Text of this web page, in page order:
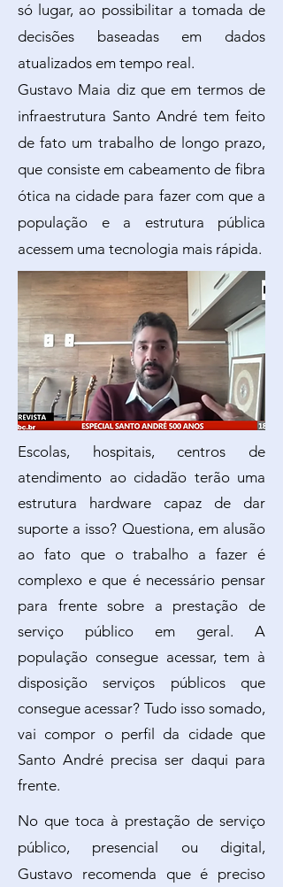
só lugar, ao possibilitar a tomada de
decisões baseadas em dados
atualizados em tempo real.
Gustavo Maia diz que em termos de
infraestrutura Santo André tem feito
de fato um trabalho de longo prazo,
que consiste em cabeamento de fibra
ótica na cidade para fazer com que a
população e a estrutura pública
acessem uma tecnologia mais rápida.
Escolas, hospitais, centros de
atendimento ao cidadão terão uma
estrutura hardware capaz de dar
suporte a isso? Questiona, em alusão
ao fato que o trabalho a fazer é
complexo e que é necessário pensar
para frente sobre a prestação de
serviço público em geral. A
população consegue acessar, tem à
disposição serviços públicos que
consegue acessar? Tudo isso somado,
vai compor o perfil da cidade que
Santo André precisa ser daqui para
frente.
No que toca à prestação de serviço
público, presencial ou digital,
Gustavo recomenda que é preciso